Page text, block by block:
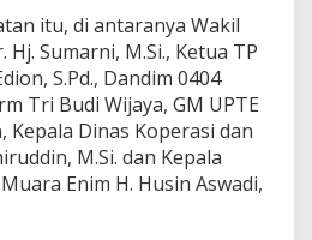
y
a
a
n
&
P
e
n
itu, di antaranya Wakil
Sumarni, M.Si., Ketua TP
S.Pd., Dandim 0404
Tri Budi Wijaya, GM UPTE
Kepala Dinas Koperasi dan
M.Si. dan Kepala
Enim H. Husin Aswadi,